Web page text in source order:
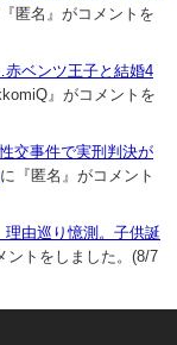
匿名』がコメントを
ベンツ王子と結婚4
』がコメントを
交事件で実刑判決が
に『匿名』がコメント
由巡り憶測。子供誕
ントをしました。(8/7